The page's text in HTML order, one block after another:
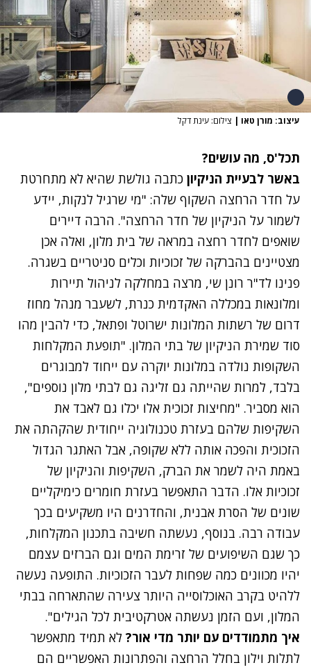
עיצוב: מורן טאו | צילום: עינת דקל
תכל'ס, מה עושים?
באשר לבעיית הניקיון כתבה גולשת שהיא לא מתחרטת
על חדר הרחצה השקוף שלה: "מי שרגיל לנקות, יידע
לשמור על הניקיון של חדר הרחצה". הרבה דיירים
שואפים לחדר רחצה במראה של בית מלון, ואלה אכן
מצטיינים בהברקה של זכוכיות וכלים סניטריים בשגרה.
פנינו לד"ר רונן שי, מרצה במחלקה לניהול תיירות
ומלונאות במכללה האקדמית כנרת, לשעבר מנהל מחוז
דרום של רשתות המלונות ישרוטל ופתאל, כדי להבין מהו
סוד שמירת הניקיון של בתי המלון. "תופעת המקלחות
השקופות נולדה במלונות יוקרה עם ייחוד למבוגרים
בלבד, למרות שהייתה גם זליגה גם לבתי מלון נוספים",
הוא מסביר. "מחיצות זכוכית אלו יכלו גם לאבד את
השקיפות שלהם בעזרת טכנולוגיה ייחודית שהקהתה את
הזכוכית והפכה אותה ללא שקופה, אבל האתגר הגדול
באמת היה לשמר את הברק, השקיפות והניקיון של
זכוכיות אלו. הדבר התאפשר בעזרת חומרים כימיקליים
שונים של הסרת אבנית, והחדרנים היו משקיעים בכך
עבודה רבה. בנוסף, נעשתה חשיבה בתכנון המקלחות,
כך שגם השיפועים של זרימת המים וגם הברזים עצמם
יהיו מכוונים כמה שפחות לעבר הזכוכיות. התופעה נעשה
ללהיט בקרב האוכלוסייה היותר צעירה שהתארחה בבתי
המלון, ועם הזמן נעשתה אטרקטיבית לכל הגילים".
איך מתמודדים עם יותר מדי אור? לא תמיד מתאפשר
לתלות וילון בחלל הרחצה והפתרונות האפשריים הם